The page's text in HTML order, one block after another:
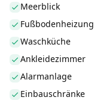
Meerblick
Fußbodenheizung
Waschküche
Ankleidezimmer
Alarmanlage
Einbauschränke